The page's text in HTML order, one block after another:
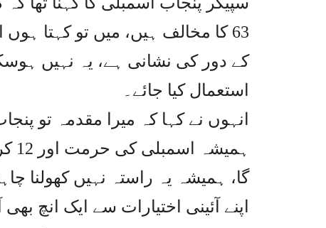
63 کا مخالف ہیں، میں تو کہتا
کے دور کی نشانی ہے، یہ نہیں
استعمال کیا جائے۔
گا، ہمیشہ یہ راستہ نہیں کھولنا
اپنے آئینی اختیارات سے ایک انچ